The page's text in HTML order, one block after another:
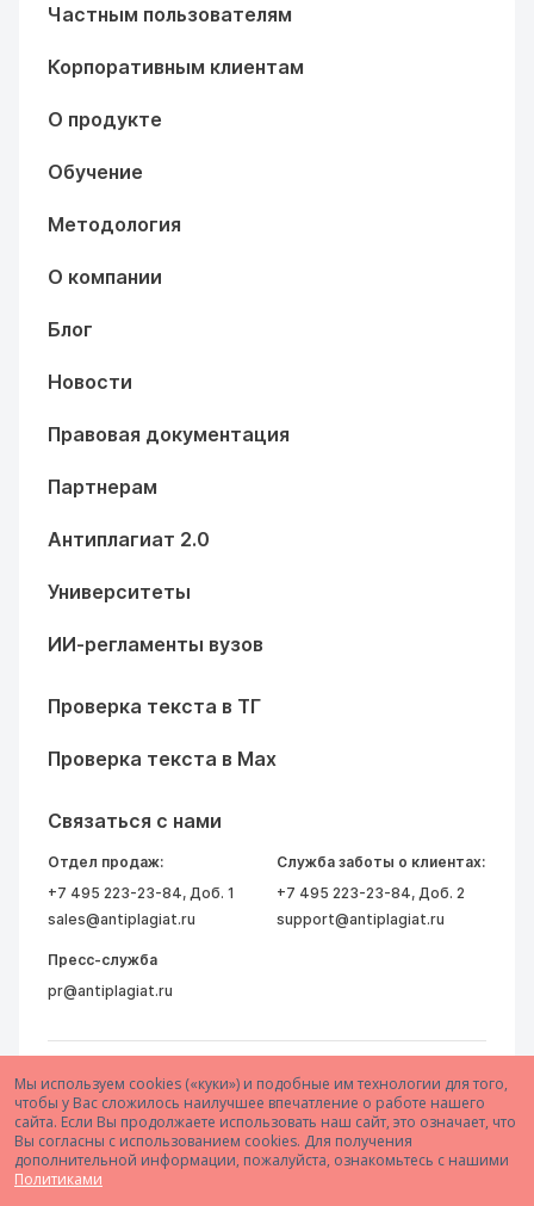
Мы используем cookies («куки») и подобные им технологии для того,
чтобы у Вас сложилось наилучшее впечатление о работе нашего
сайта. Если Вы продолжаете использовать наш сайт, это означает, что
Вы согласны с использованием cookies. Для получения
дополнительной информации, пожалуйста, ознакомьтесь с нашими
Политиками
Частным пользователям
Корпоративным клиентам
О продукте
Обучение
Методология
О компании
Блог
Новости
Правовая документация
Партнерам
Антиплагиат 2.0
Университеты
ИИ-регламенты вузов
Проверка текста в ТГ
Проверка текста в Max
Связаться с нами
Отдел продаж:
+7 495 223-23-84, Доб. 1
sales@antiplagiat.ru
Служба заботы о клиентах:
+7 495 223-23-84, Доб. 2
support@antiplagiat.ru
Пресс-служба
pr@antiplagiat.ru